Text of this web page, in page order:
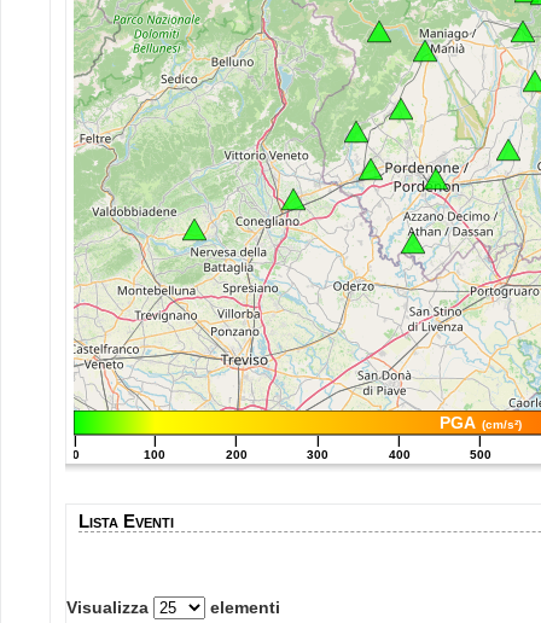
PGA (cm/s²)
|
0
|
100
|
200
|
300
|
400
|
500
Lista Eventi
Visualizza
elementi